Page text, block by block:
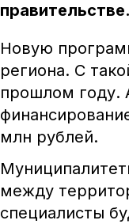
правительстве.
Новую
региона. С
прошлом году.
млн рублей.
между
специалисты